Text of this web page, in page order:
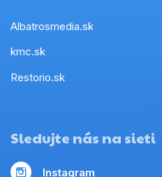
Albatrosmedia.sk
kmc.sk
Restorio.sk
Sledujte nás na sieti
Instagram